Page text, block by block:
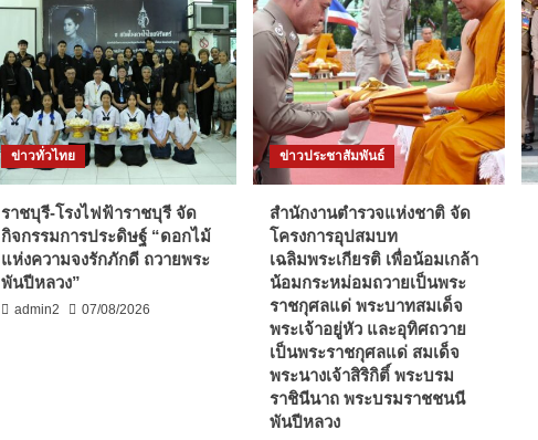
ข่าวทั่วไทย
ราชบุรี-โรงไฟฟ้าราชบุรี จัด
กิจกรรมการประดิษฐ์ “ดอกไม้
แห่งความจงรักภักดี ถวายพระ
พันปีหลวง”
admin2 07/08/2026
ข่าวประชาสัมพันธ์
สำนักงานตำรวจแห่งชาติ จัด
โครงการอุปสมบท
เฉลิมพระเกียรติ เพื่อน้อมเกล้า
น้อมกระหม่อมถวายเป็นพระ
ราชกุศลแด่ พระบาทสมเด็จ
พระเจ้าอยู่หัว และอุทิศถวาย
เป็นพระราชกุศลแด่ สมเด็จ
พระนางเจ้าสิริกิติ์ พระบรม
ราชินีนาถ พระบรมราชชนนี
พันปีหลวง